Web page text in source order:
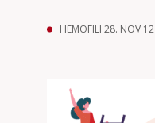
HEMOFILI 28. NOV 12